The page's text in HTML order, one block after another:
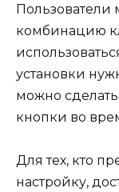
Пользователи
комбинацию
установки
можно
кнопки во
Для тех, кто
настройку,